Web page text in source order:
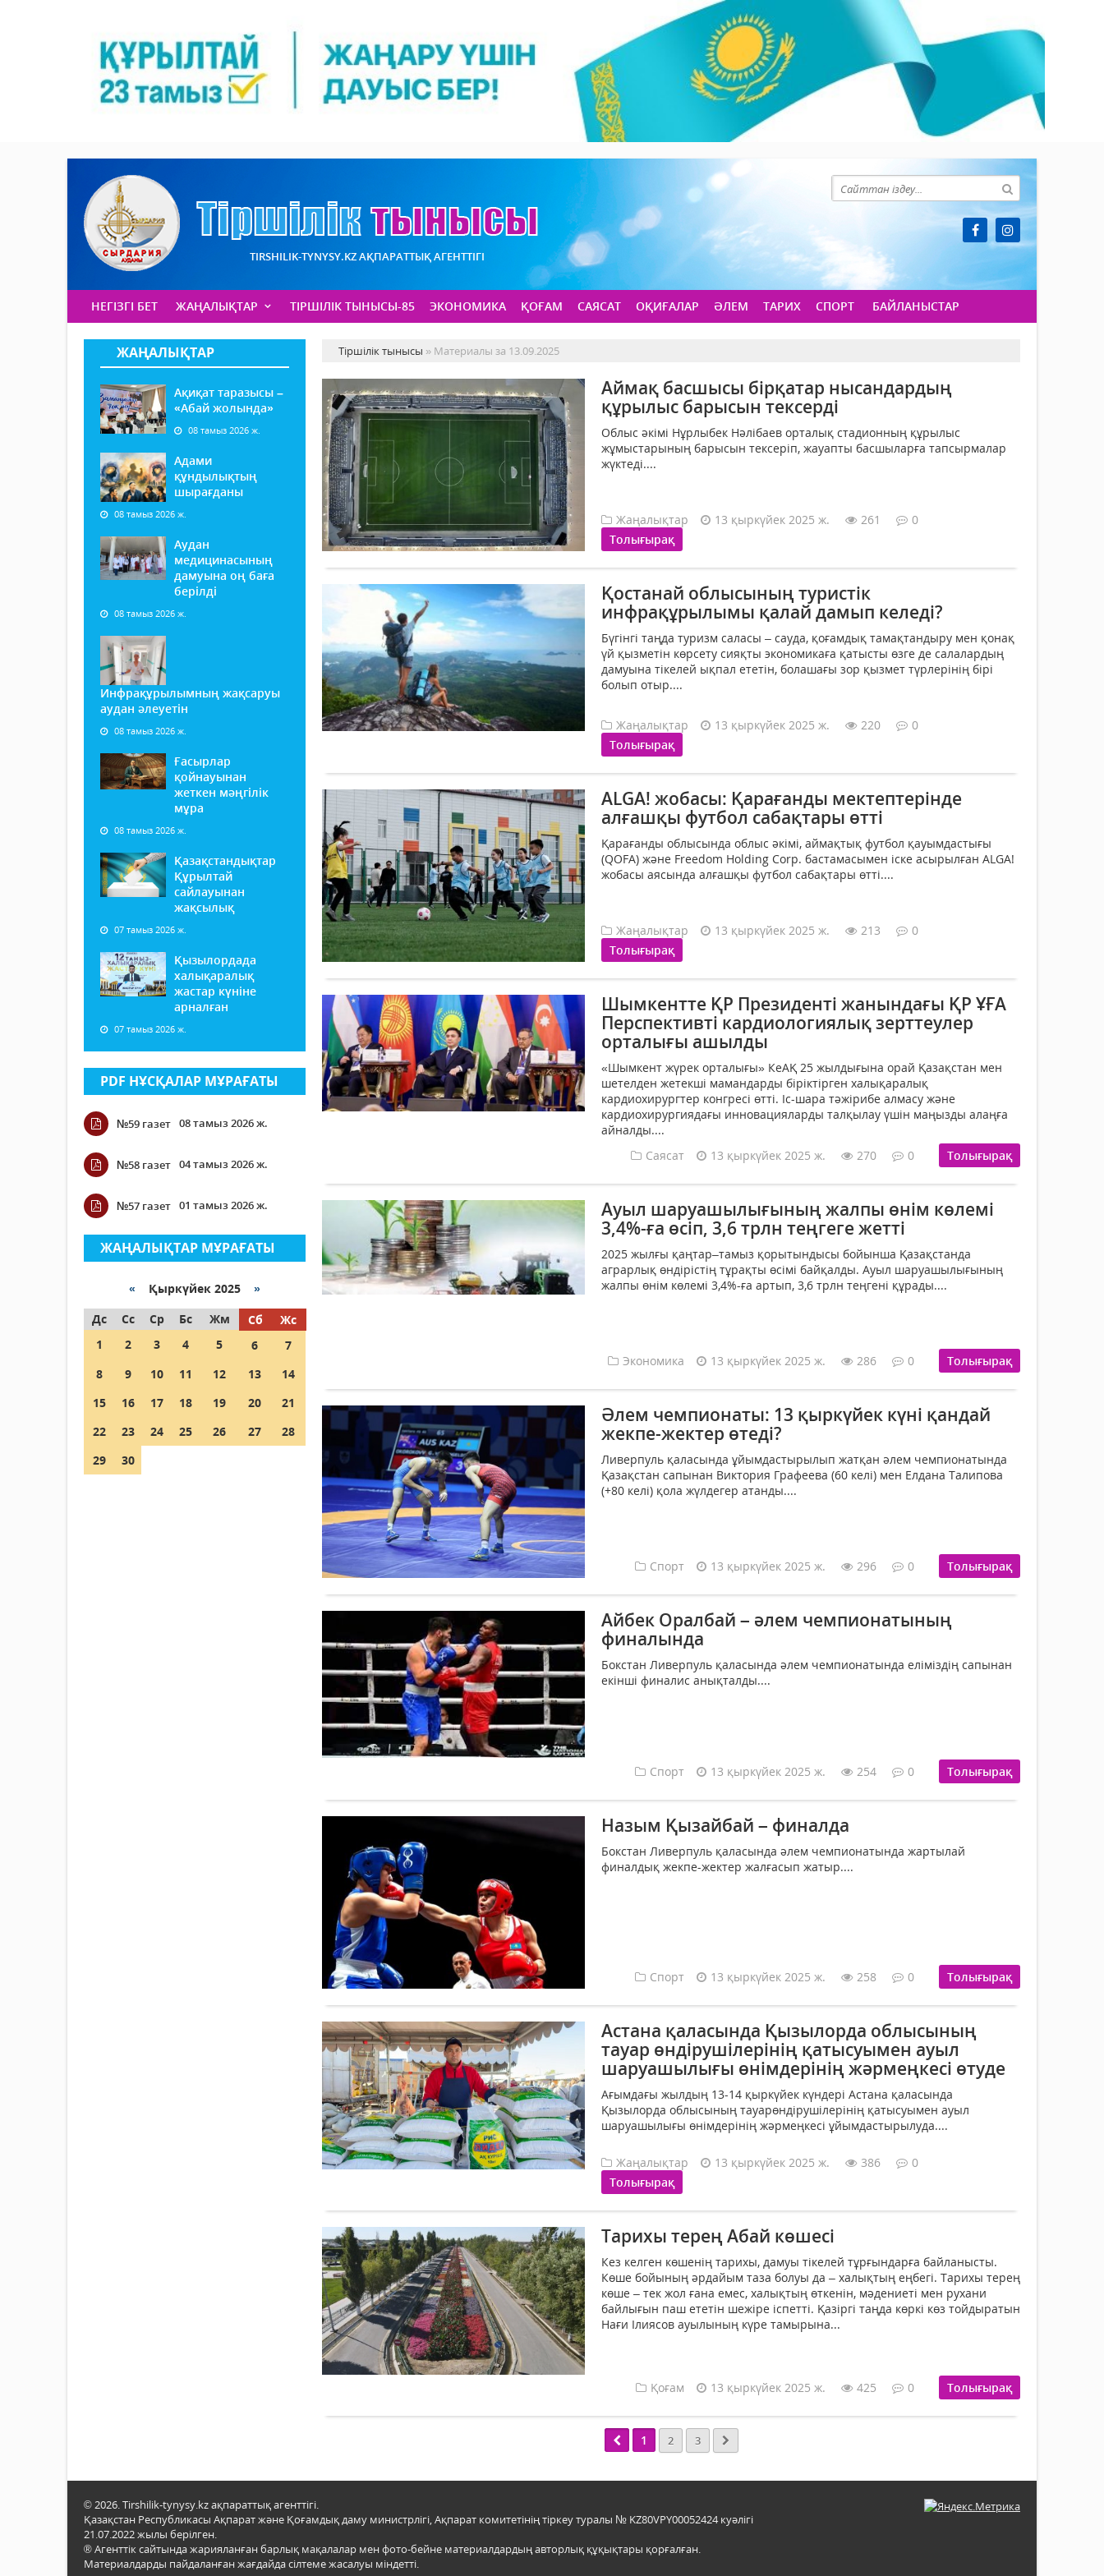
TIRSHILIK-TYNYSY.KZ АҚПАРАТТЫҚ АГЕНТТІГІ
НЕГІЗГІ БЕТ ЖАҢАЛЫҚТАР ТІРШІЛІК ТЫНЫСЫ-85 ЭКОНОМИКА ҚОҒАМ САЯСАТ ОҚИҒАЛАР ӘЛЕМ ТАРИХ СПОРТ БАЙЛАНЫСТАР
ЖАҢАЛЫҚТАР
Ақиқат таразысы –
«Абай жолында»
08 тамыз 2026 ж.
Адами
құндылықтың
шырағданы
08 тамыз 2026 ж.
Аудан
медицинасының
дамуына оң баға
берілді
08 тамыз 2026 ж.
Инфрақұрылымның жақсаруы
аудан әлеуетін
08 тамыз 2026 ж.
Ғасырлар
қойнауынан
жеткен мәңгілік
мұра
08 тамыз 2026 ж.
Қазақстандықтар
Құрылтай
сайлауынан
жақсылық
07 тамыз 2026 ж.
Қызылордада
халықаралық
жастар күніне
арналған
07 тамыз 2026 ж.
PDF НҰСҚАЛАР МҰРАҒАТЫ
№59 газет 08 тамыз 2026 ж.
№58 газет 04 тамыз 2026 ж.
№57 газет 01 тамыз 2026 ж.
ЖАҢАЛЫҚТАР МҰРАҒАТЫ
« Қыркүйек 2025 »
Дс
Сс Ср Бс Жм Сб
Жс
1
2 3 4 5 6
7
8
9 10 11 12 13
14
15
16 17 18 19 20
21
22
23 24 25 26 27
28
29
30
Тіршілік тынысы » Материалы за 13.09.2025
Аймақ басшысы бірқатар нысандардың
құрылыс барысын тексерді
Облыс әкімі Нұрлыбек Нәлібаев орталық стадионның құрылыс
жұмыстарының барысын тексеріп, жауапты басшыларға тапсырмалар
жүктеді....
Жаңалықтар 13 қыркүйек 2025 ж. 261
0
Толығырақ
Қостанай облысының туристік
инфрақұрылымы қалай дамып келеді?
Бүгінгі таңда туризм саласы – сауда, қоғамдық тамақтандыру мен қонақ
үй қызметін көрсету сияқты экономикаға қатысты өзге де салалардың
дамуына тікелей ықпал ететін, болашағы зор қызмет түрлерінің бірі
болып отыр....
Жаңалықтар 13 қыркүйек 2025 ж. 220
0
Толығырақ
ALGA! жобасы: Қарағанды мектептерінде
алғашқы футбол сабақтары өтті
Қарағанды облысында облыс әкімі, аймақтық футбол қауымдастығы
(QOFA) және Freedom Holding Corp. бастамасымен іске асырылған ALGA!
жобасы аясында алғашқы футбол сабақтары өтті....
Жаңалықтар 13 қыркүйек 2025 ж. 213
0
Толығырақ
Шымкентте ҚР Президенті жанындағы ҚР ҰҒА
Перспективті кардиологиялық зерттеулер
орталығы ашылды
«Шымкент жүрек орталығы» КеАҚ 25 жылдығына орай Қазақстан мен
шетелден жетекші мамандарды біріктірген халықаралық
кардиохирургтер конгресі өтті. Іс-шара тәжірибе алмасу және
кардиохирургиядағы инновацияларды талқылау үшін маңызды алаңға
айналды....
Саясат
13 қыркүйек 2025 ж. 270 0 Толығырақ
Ауыл шаруашылығының жалпы өнім көлемі
3,4%-ға өсіп, 3,6 трлн теңгеге жетті
2025 жылғы қаңтар–тамыз қорытындысы бойынша Қазақстанда
аграрлық өндірістің тұрақты өсімі байқалды. Ауыл шаруашылығының
жалпы өнім көлемі 3,4%-ға артып, 3,6 трлн теңгені құрады....
Экономика 13 қыркүйек 2025 ж. 286 0 Толығырақ
Әлем чемпионаты: 13 қыркүйек күні қандай
жекпе-жектер өтеді?
Ливерпуль қаласында ұйымдастырылып жатқан әлем чемпионатында
Қазақстан сапынан Виктория Графеева (60 келі) мен Елдана Талипова
(+80 келі) қола жүлдегер атанды....
Спорт 13 қыркүйек 2025 ж. 296 0 Толығырақ
Айбек Оралбай – әлем чемпионатының
финалында
Бокстан Ливерпуль қаласында әлем чемпионатында еліміздің сапынан
екінші финалис анықталды....
Спорт 13 қыркүйек 2025 ж. 254 0 Толығырақ
Назым Қызайбай – финалда
Бокстан Ливерпуль қаласында әлем чемпионатында жартылай
финалдық жекпе-жектер жалғасып жатыр....
Спорт 13 қыркүйек 2025 ж. 258 0 Толығырақ
Астана қаласында Қызылорда облысының
тауар өндірушілерінің қатысуымен ауыл
шаруашылығы өнімдерінің жәрмеңкесі өтуде
Ағымдағы жылдың 13-14 қыркүйек күндері Астана қаласында
Қызылорда облысының тауарөндірушілерінің қатысуымен ауыл
шаруашылығы өнімдерінің жәрмеңкесі ұйымдастырылуда....
Жаңалықтар 13 қыркүйек 2025 ж. 386
0
Толығырақ
Тарихы терең Абай көшесі
Кез келген көшенің тарихы, да­муы тікелей тұрғындарға байланысты.
Көше бойының әрдайым таза болуы да – халықтың еңбегі. Тари­хы терең
көше – тек жол ғана емес, халықтың өткенін, мәдениеті мен рухани
байлығын паш ететін шежіре іспетті. Қазіргі таңда көркі көз той­дыратын
Нағи Ілиясов ауылының күре тамырына...
Қоғам 13 қыркүйек 2025 ж. 425 0 Толығырақ
1 2 3
© 2026. Tirshilik-tynysy.kz ақпараттық агенттігі.
Қазақстан Республикасы Ақпарат және Қоғамдық даму министрлігі, Ақпарат комитетінің тіркеу туралы № KZ80VPY00052424 куәлігі
21.07.2022 жылы берілген.
® Агенттік сайтында жарияланған барлық мақалалар мен фото-бейне материалдардың авторлық құқықтары қорғалған.
Материалдарды пайдаланған жағдайда сілтеме жасалуы міндетті.